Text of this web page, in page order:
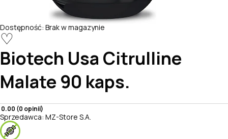
Dostępność: Brak w magazynie
♡
Biotech Usa Citrulline
Malate 90 kaps.
0.00 (0 opinii)
Sprzedawca: MZ-Store S.A.